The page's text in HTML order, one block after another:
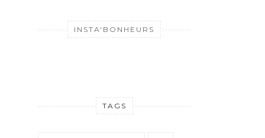
INSTA'BONHEURS
TAGS